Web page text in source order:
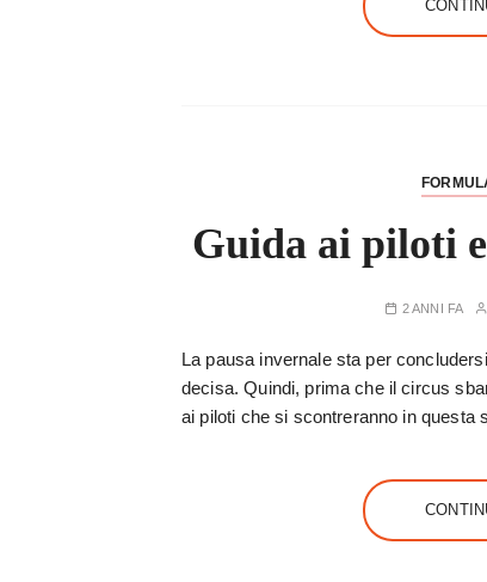
Guida ai piloti
2 ANNI FA
La pausa invernale sta per
decisa. Quindi, prima che il circus
ai piloti che si scontreranno in questa